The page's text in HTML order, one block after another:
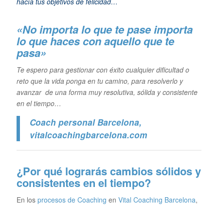
«No importa lo que te pase importa
lo que haces con aquello que te
pasa»
Te espero para gestionar con éxito cualquier dificultad o
reto que la vida ponga en tu camino, para resolverlo y
avanzar de una forma muy resolutiva, sólida y consistente
en el tiempo…
Coach personal Barcelona,
vitalcoachingbarcelona.com
¿Por qué lograrás cambios sólidos y
consistentes en el tiempo?
En los procesos de Coaching en Vital Coaching Barcelona,